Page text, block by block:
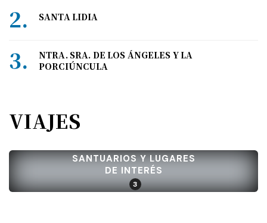
SANTA LIDIA
NTRA. SRA. DE LOS ÁNGELES Y LA
PORCIÚNCULA
VIAJES
SANTUARIOS Y LUGARES
DE INTERÉS
3